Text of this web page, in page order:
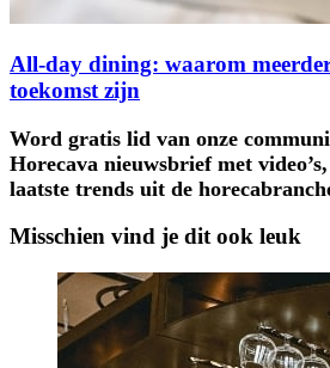
All-day dining: waarom
toekomst zijn
Word gratis lid van onze
Horecava nieuwsbrief met
laatste trends uit de
Misschien vind je dit ook leuk